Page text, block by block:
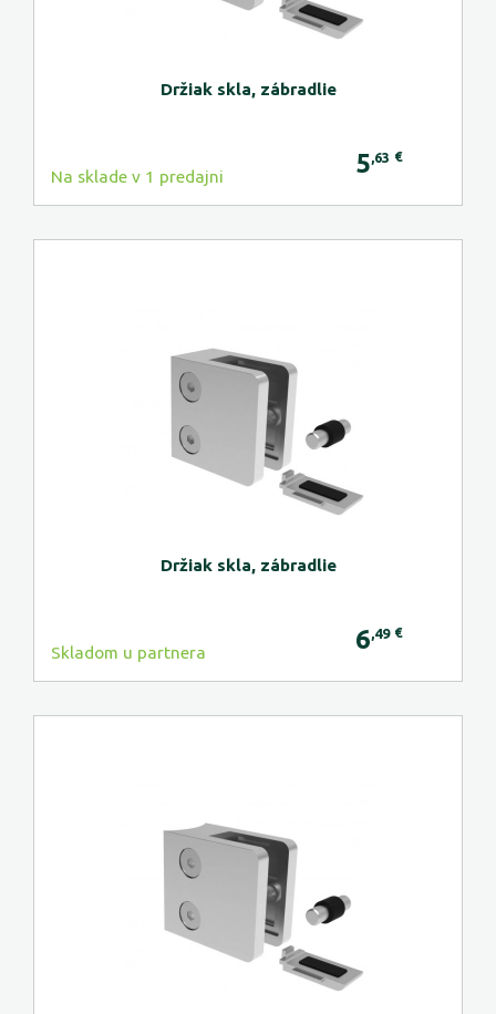
Držiak skla, zábradlie
Na sklade v 1 predajni 5 ,63 €
Držiak skla, zábradlie
Skladom u partnera 6 ,49 €